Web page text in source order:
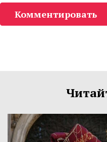
Комментировать